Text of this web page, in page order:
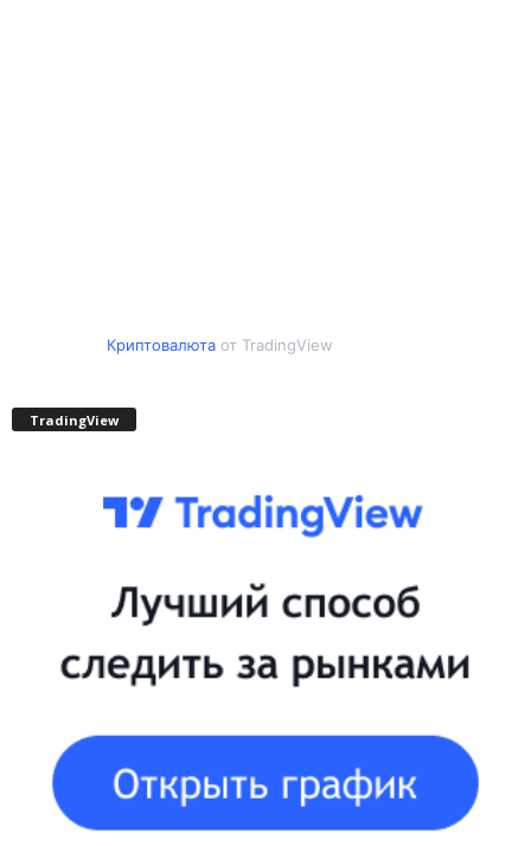
Криптовалютаот TradingView
TradingView